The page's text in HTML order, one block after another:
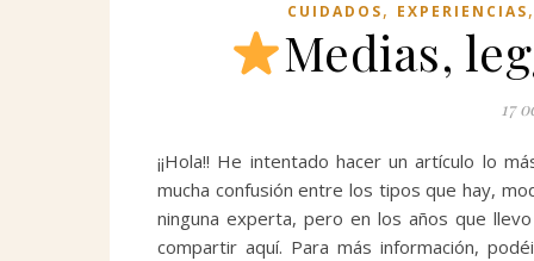
CUIDADOS, EXPERIENCIAS
Medias,
17
¡¡Hola!! He intentado hacer un artículo lo
mucha confusión entre los tipos que hay,
ninguna experta, pero en los años que
compartir aquí. Para más información,